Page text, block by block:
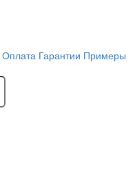
Оплата Гарантии Примеры